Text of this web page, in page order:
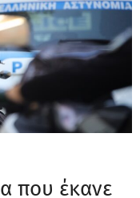
που έκανε